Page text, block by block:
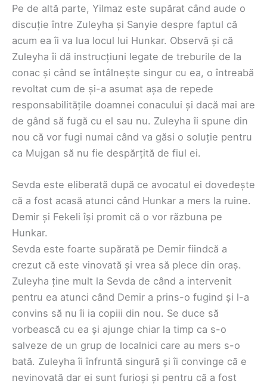
Pe de altă parte, Yilmaz este supărat când aude o
discuție între Zuleyha și Sanyie despre faptul că
acum ea îi va lua locul lui Hunkar. Observă și că
Zuleyha îi dă instrucțiuni legate de treburile de la
conac și când se întâlnește singur cu ea, o întreabă
revoltat cum de și-a asumat așa de repede
responsabilitățile doamnei conacului și dacă mai are
de gând să fugă cu el sau nu. Zuleyha îi spune din
nou că vor fugi numai când va găsi o soluție pentru
ca Mujgan să nu fie despărțită de fiul ei.
Sevda este eliberată după ce avocatul ei dovedește
că a fost acasă atunci când Hunkar a mers la ruine.
Demir și Fekeli își promit că o vor răzbuna pe
Hunkar.
Sevda este foarte supărată pe Demir fiindcă a
crezut că este vinovată și vrea să plece din oraș.
Zuleyha ține mult la Sevda de când a intervenit
pentru ea atunci când Demir a prins-o fugind și l-a
convins să nu îi ia copiii din nou. Se duce să
vorbească cu ea și ajunge chiar la timp ca s-o
salveze de un grup de localnici care au mers s-o
bată. Zuleyha îi înfruntă singură și îi convinge că e
nevinovată dar ei sunt furioși și pentru că a fost